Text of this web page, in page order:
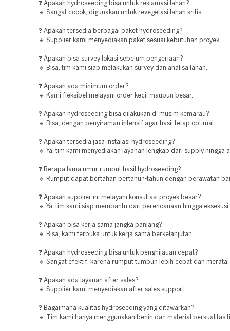
❓ Apakah hydroseeding bisa untuk reklamasi lahan?
🔹 Sangat cocok, digunakan untuk revegetasi lahan kritis.
❓ Apakah tersedia berbagai paket hydroseeding?
🔹 Supplier kami menyediakan paket sesuai kebutuhan proyek.
❓ Apakah bisa survey lokasi sebelum pengerjaan?
🔹 Bisa, tim kami siap melakukan survey dan analisa lahan.
❓ Apakah ada minimum order?
🔹 Kami fleksibel melayani order kecil maupun besar.
❓ Apakah hydroseeding bisa dilakukan di musim kemarau?
🔹 Bisa, dengan penyiraman intensif agar hasil tetap optimal.
❓ Apakah tersedia jasa instalasi hydroseeding?
🔹 Ya, tim kami menyediakan layanan lengkap dari supply hingga
❓ Berapa lama umur rumput hasil hydroseeding?
🔹 Rumput dapat bertahan bertahun-tahun dengan perawatan
❓ Apakah supplier ini melayani konsultasi proyek besar?
🔹 Ya, tim kami siap membantu dari perencanaan hingga eksekusi.
❓ Apakah bisa kerja sama jangka panjang?
🔹 Bisa, kami terbuka untuk kerja sama berkelanjutan.
❓ Apakah hydroseeding bisa untuk penghijauan cepat?
🔹 Sangat efektif, karena rumput tumbuh lebih cepat dan merata.
❓ Apakah ada layanan after sales?
🔹 Supplier kami menyediakan after sales support.
❓ Bagaimana kualitas hydroseeding yang ditawarkan?
🔹 Tim kami hanya menggunakan benih dan material berkualitas